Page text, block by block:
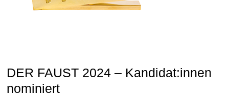
DER FAUST 2024 – Kandidat:innen
nominiert